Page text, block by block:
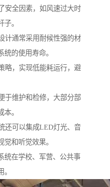
安全因素，如风速过大时
。
计通常采用耐候性强的材
的使用寿命。
略，实现低能耗运行，避
于维护和检修，大部分部
。
还可以集成LED灯光、音
和听觉效果。
统在学校、军营、公共事